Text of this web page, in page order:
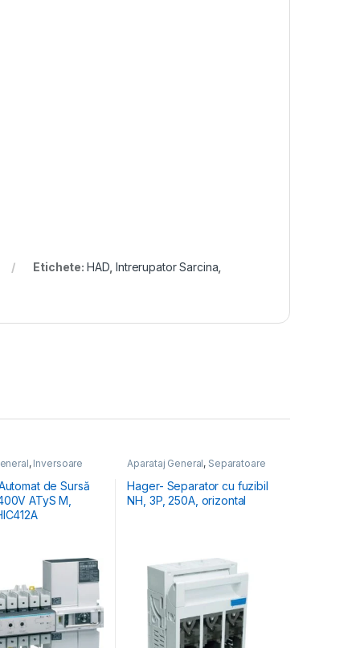
Etichete: HAD,Intrerupator Sarcina,
, Inversoare
de Sursă
ATyS M,
Aparataj General, Separatoare
Sarcină
Hager- Separator cu fuzibil
NH, 3P, 250A, orizontal